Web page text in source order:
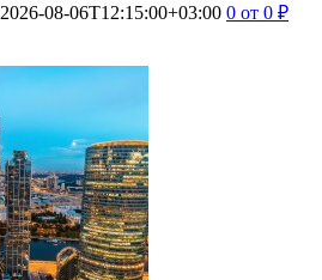
2026-08-06T12:15:00+03:00 0 от 0 ₽